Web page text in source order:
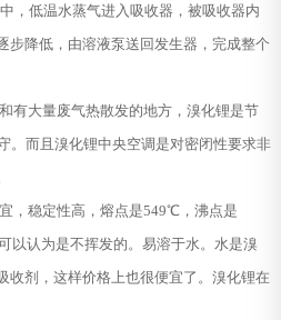
，低温水蒸气进入吸收器，被吸收器内
步降低，由溶液泵送回发生器，完成整个
有大量废气热散发的地方，溴化锂是节
。而且溴化锂中央空调是对密闭性要求非
，稳定性高，熔点是549℃，沸点是
以认为是不挥发的。易溶于水。水是溴
收剂，这样价格上也很便宜了。溴化锂在